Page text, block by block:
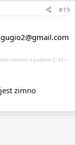
#19
gugio2@gmail.com
napisany o godzinie 21:43 ---
zimno